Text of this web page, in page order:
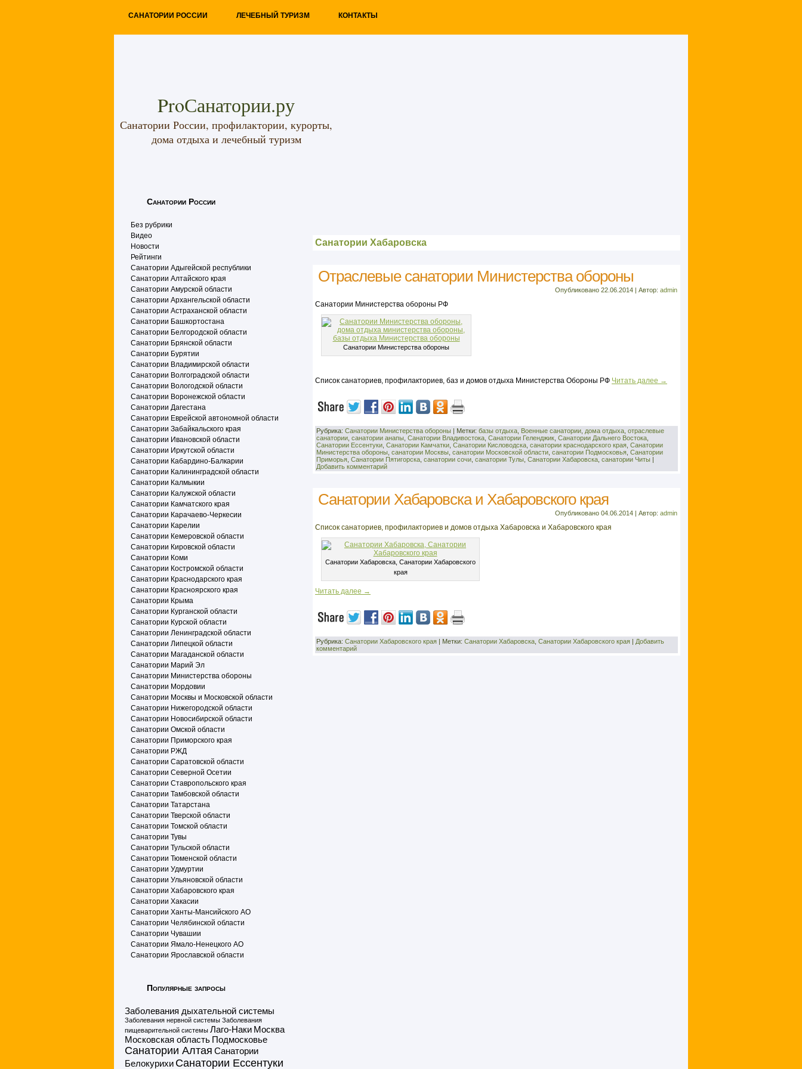
САНАТОРИИ РОССИИ ЛЕЧЕБНЫЙ ТУРИЗМ КОНТАКТЫ
ProСанатории.ру
Санатории России, профилактории, курорты,
дома отдыха и лечебный туризм
Санатории России
Без рубрики
Видео
Новости
Рейтинги
Санатории Адыгейской республики
Санатории Алтайского края
Санатории Амурской области
Санатории Архангельской области
Санатории Астраханской области
Санатории Башкортостана
Санатории Белгородской области
Санатории Брянской области
Санатории Бурятии
Санатории Владимирской области
Санатории Волгоградской области
Санатории Вологодской области
Санатории Воронежской области
Санатории Дагестана
Санатории Еврейской автономной области
Санатории Забайкальского края
Санатории Ивановской области
Санатории Иркутской области
Санатории Кабардино-Балкарии
Санатории Калининградской области
Санатории Калмыкии
Санатории Калужской области
Санатории Камчатского края
Санатории Карачаево-Черкесии
Санатории Карелии
Санатории Кемеровской области
Санатории Кировской области
Санатории Коми
Санатории Костромской области
Санатории Краснодарского края
Санатории Красноярского края
Санатории Крыма
Санатории Курганской области
Санатории Курской области
Санатории Ленинградской области
Санатории Липецкой области
Санатории Магаданской области
Санатории Марий Эл
Санатории Министерства обороны
Санатории Мордовии
Санатории Москвы и Московской области
Санатории Нижегородской области
Санатории Новосибирской области
Санатории Омской области
Санатории Приморского края
Санатории РЖД
Санатории Саратовской области
Санатории Северной Осетии
Санатории Ставропольского края
Санатории Тамбовской области
Санатории Татарстана
Санатории Тверской области
Санатории Томской области
Санатории Тувы
Санатории Тульской области
Санатории Тюменской области
Санатории Удмуртии
Санатории Ульяновской области
Санатории Хабаровского края
Санатории Хакасии
Санатории Ханты-Мансийского АО
Санатории Челябинской области
Санатории Чувашии
Санатории Ямало-Ненецкого АО
Санатории Ярославской области
Популярные запросы
Заболевания дыхательной системы
Заболевания нервной системы Заболевания
пищеварительной системы Лаго-Наки Москва
Московская область Подмосковье
Санатории Алтая Санатории
Белокурихи Санатории Ессентуки
Санатории Хабаровска
Отраслевые санатории Министерства обороны
Опубликовано 22.06.2014 | Автор: admin
Санатории Министерства обороны РФ
Санатории Министерства обороны
Список санаториев, профилакториев, баз и домов отдыха Министерства Обороны РФ Читать далее →
Рубрика: Санатории Министерства обороны | Метки: базы отдыха Военные санатории дома отдыха отраслевые
санатории санатории анапы Санатории Владивостока Санатории Геленджик Санатории Дальнего Востока
Санатории Ессентуки Санатории Камчатки Санатории Кисловодска санатории краснодарского края Санатории
Министерства обороны санатории Москвы санатории Московской области санатории Подмосковья Санатории
Приморья Санатории Пятигорска санатории сочи санатории Тулы Санатории Хабаровска санатории Читы |
Добавить комментарий
Санатории Хабаровска и Хабаровского края
Опубликовано 04.06.2014 | Автор: admin
Список санаториев, профилакториев и домов отдыха Хабаровска и Хабаровского края
Санатории Хабаровска, Санатории Хабаровского
края
Читать далее →
Рубрика: Санатории Хабаровского края | Метки: Санатории Хабаровска Санатории Хабаровского края | Добавить
комментарий